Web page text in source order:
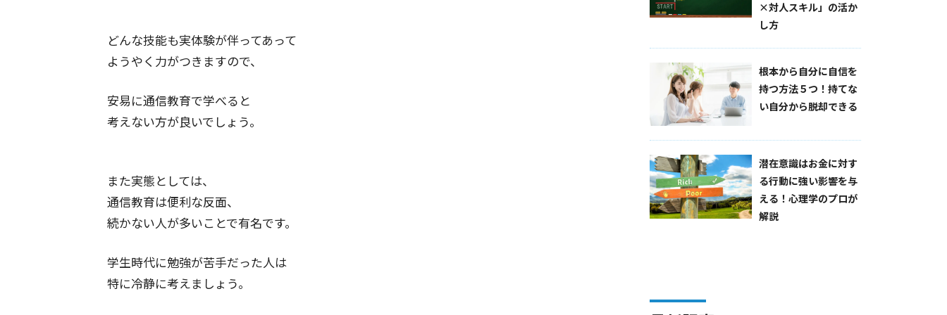
どんな技能も実体験が伴ってあって
ようやく力がつきますので、
安易に通信教育で学べると
考えない方が良いでしょう。
また実態としては、
通信教育は便利な反面、
続かない人が多いことで有名です。
学生時代に勉強が苦手だった人は
特に冷静に考えましょう。
×対人スキル」の活か
し方
根本から自分に自信を
持つ方法５つ！持てな
い自分から脱却できる
潜在意識はお金に対す
る行動に強い影響を与
える！心理学のプロが
解説